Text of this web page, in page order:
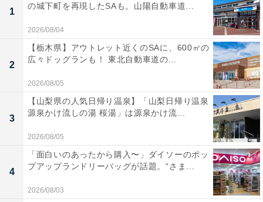
1
の城下町を再現したSAも。山陽自動車道...
2026/08/04
2
【栃木県】アウトレット近くのSAに、600㎡の
広々ドッグランも！ 東北自動車道の...
2026/08/05
3
【山梨県の人気日帰り温泉】「山梨日帰り温泉
源泉かけ流しの湯 桜湯」は源泉かけ流...
2026/08/05
4
「面白いのあったから購入〜」ダイソーのポッ
プアップランドリーバッグが話題。“さま...
2026/08/03